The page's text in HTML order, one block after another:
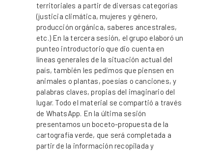
territoriales a partir de diversas categorías
(justicia climática, mujeres y género,
producción orgánica, saberes ancestrales,
etc.) En la tercera sesión, el grupo elaboró un
punteo introductorio que dio cuenta en
líneas generales de la situación actual del
país, también les pedimos que piensen en
animales o plantas, poesías o canciones, y
palabras claves, propias del imaginario del
lugar. Todo el material se compartió a través
de WhatsApp. En la última sesión
presentamos un boceto-propuesta de la
cartografía verde, que será completada a
partir de la información recopilada y